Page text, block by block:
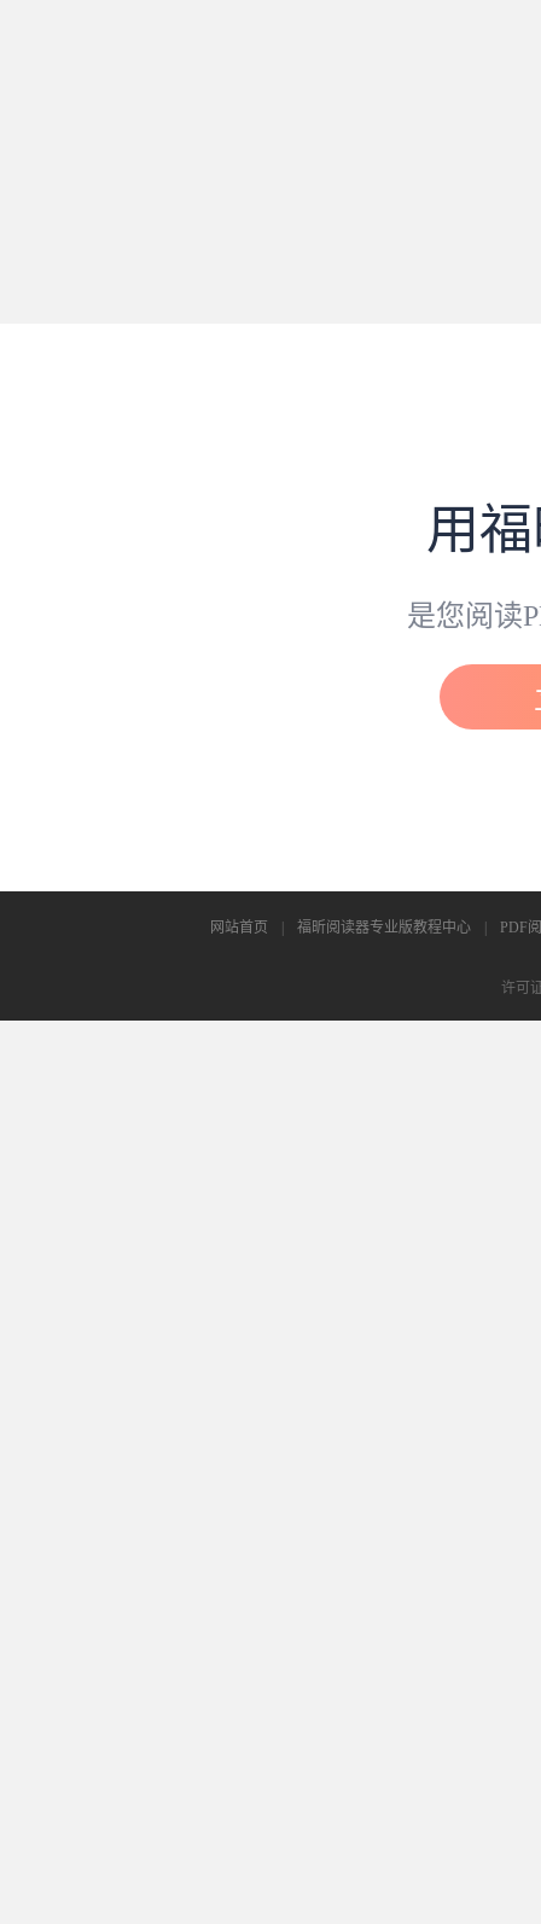
用
是您阅读
网站首页 福昕阅读器专业版教程中心 PDF
许可